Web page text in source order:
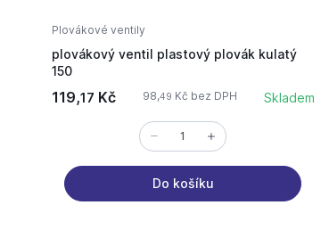
Plovákové ventily
plovákový ventil plastový plovák kulatý
150
119,17 Kč 98,49 Kč bez DPH Skladem
Do košíku